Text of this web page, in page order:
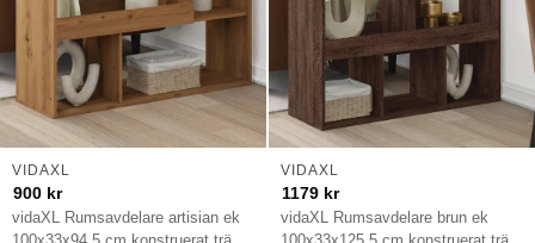
vidaXL Rumsavdelare artisian ek
VIDAXL
900 kr
vidaXL Rumsavdelare brun ek
VIDAXL
1179 kr